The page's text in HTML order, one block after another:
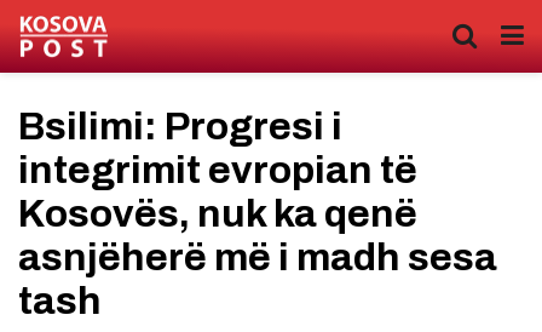
Bsilimi: Progresi i
integrimit evropian të
Kosovës, nuk ka qenë
asnjëherë më i madh sesa
tash